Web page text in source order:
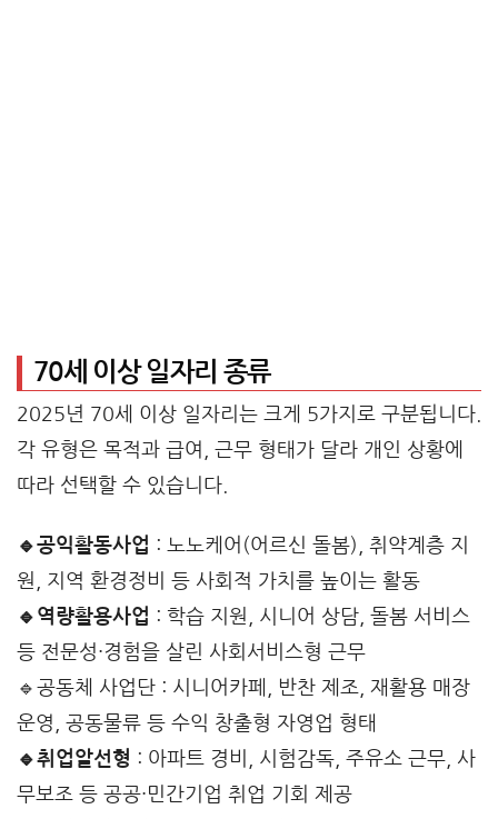
70세 이상 일자리 종류
2025년 70세 이상 일자리는 크게 5가지로 구분됩니다.
각 유형은 목적과 급여, 근무 형태가 달라 개인 상황에
따라 선택할 수 있습니다.
🔹공익활동사업 : 노노케어(어르신 돌봄), 취약계층 지
원, 지역 환경정비 등 사회적 가치를 높이는 활동
🔹역량활용사업 : 학습 지원, 시니어 상담, 돌봄 서비스
등 전문성·경험을 살린 사회서비스형 근무
🔹공동체 사업단 : 시니어카페, 반찬 제조, 재활용 매장
운영, 공동물류 등 수익 창출형 자영업 형태
🔹취업알선형 : 아파트 경비, 시험감독, 주유소 근무, 사
무보조 등 공공·민간기업 취업 기회 제공